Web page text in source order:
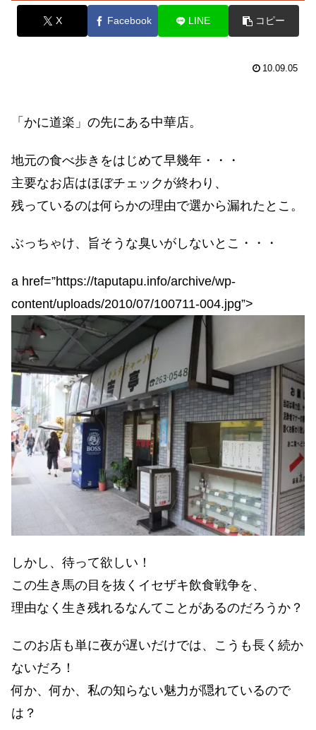
X Facebook LINE コピー
10.09.05
「かに道楽」の先にある中華店。
地元の食べ歩きをはじめて早幾年・・・
主要なお店はほぼチェックが終わり、
残っているのは何らかの理由で選から漏れたとこ。
ぶっちゃけ、旨そうな臭いがしないとこ・・・
a href=”https://taputapu.info/archive/wp-
content/uploads/2010/07/100711-004.jpg”>
しかし、待って欲しい！
この生き馬の目を抜くイセザキ飲食戦争を、
理由なく生き残れるなんてことがあるのだろうか？
このお店も単に夜が遅いだけでは、こうも長く続か
ないだろ！
何か、何か、私の知らない魅力が隠れているので
は？